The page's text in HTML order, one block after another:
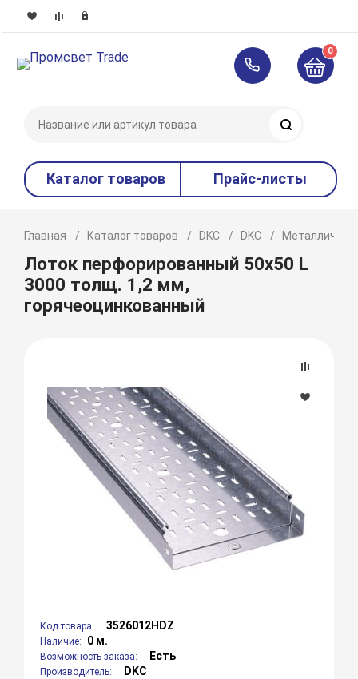
0
Каталог товаров Прайс-листы
Главная Каталог товаров DKC DKC
Лоток перфорированный 50х50 L
3000 толщ. 1,2 мм,
горячеоцинкованный
Код товара: 3526012HDZ
Наличие: 0 м.
Возможность заказа: Есть
Производитель: DKC